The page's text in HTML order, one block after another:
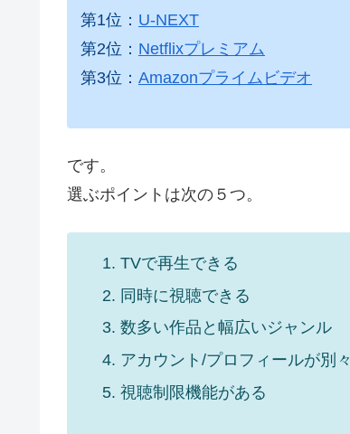
第1位： U-NEXT
第2位： Netflixプレミアム
第3位： Amazonプライムビデオ
です。
選ぶポイントは次の５つ。
TVで再生できる
同時に視聴できる
数多い作品と幅広いジャンル
アカウント/プロフィールが別々
視聴制限機能がある